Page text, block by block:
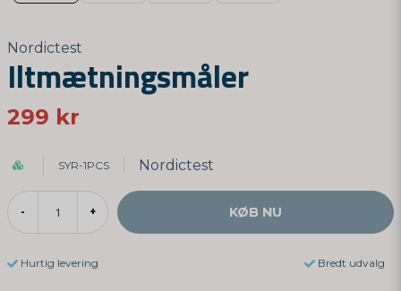
Nordictest
Iltmætningsmåler
299 kr
SYR-1PCS Nordictest
- + KØB NU
Hurtig levering Bredt udvalg